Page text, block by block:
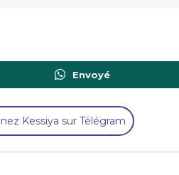
Envoyé
Kessiya sur Télégram